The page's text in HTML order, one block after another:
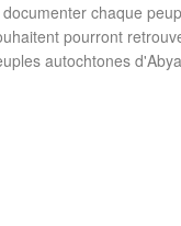
chaque
pourront
autochtones